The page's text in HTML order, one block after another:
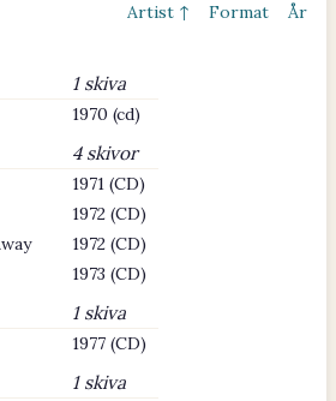
Artist ↑ Format År
1 skiva
1970 (cd)
4 skivor
1971 (CD)
1972 (CD)
1972 (CD)
1973 (CD)
1 skiva
1977 (CD)
1 skiva